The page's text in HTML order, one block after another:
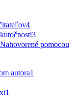
4
3
Nahovorené pomocou
autora1
1